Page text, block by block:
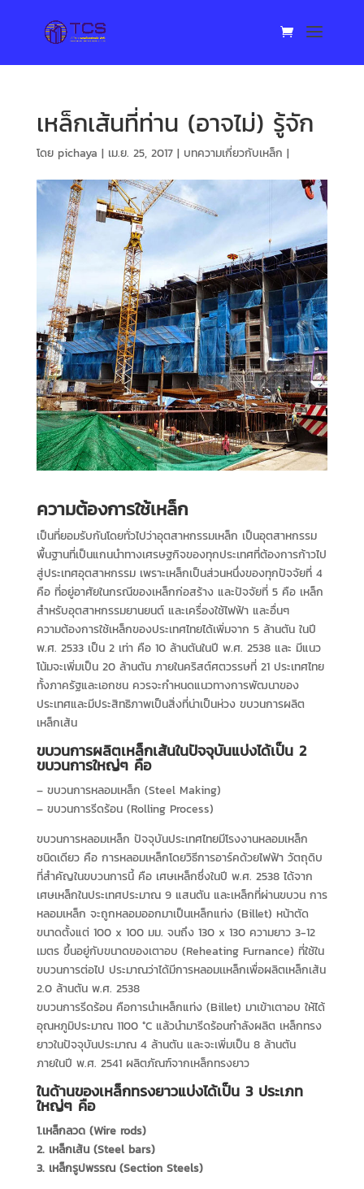
เหล็กเส้นที่ท่าน (อาจไม่) รู้จัก
โดย pichaya | เม.ย. 25, 2017| บทความเกี่ยวกับเหล็ก |
ความต้องการใช้เหล็ก
เป็นที่ยอมรับกันโดยทั่วไปว่าอุตสาหกรรมเหล็ก เป็นอุตสาหกรรม
พื้นฐานที่เป็นแกนนำทางเศรษฐกิจของทุกประเทศที่ต้องการก้าวไป
สู่ประเทศอุตสาหกรรม เพราะเหล็กเป็นส่วนหนึ่งของทุกปัจจัยที่ 4
คือ ที่อยู่อาศัยในกรณีของเหล็กก่อสร้าง และปัจจัยที่ 5 คือ เหล็ก
สำหรับอุตสาหกรรมยานยนต์ และเครื่องใช้ไฟฟ้า และอื่นๆ
ความต้องการใช้เหล็กของประเทศไทยได้เพิ่มจาก 5 ล้านตัน ในปี
พ.ศ. 2533 เป็น 2 เท่า คือ 10 ล้านตันในปี พ.ศ. 2538 และ มีแนว
โน้มจะเพิ่มเป็น 20 ล้านตัน ภายในคริสต์ศตวรรษที่ 21 ประเทศไทย
ทั้งภาครัฐและเอกชน ควรจะกำหนดแนวทางการพัฒนาของ
ประเทศและมีประสิทธิภาพเป็นสิ่งที่น่าเป็นห่วง ขบวนการผลิต
เหล็กเส้น
ขบวนการผลิตเหล็กเส้นในปัจจุบันแบ่งได้เป็น 2
ขบวนการใหญ่ๆ คือ
– ขบวนการหลอมเหล็ก (Steel Making)
– ขบวนการรีดร้อน (Rolling Process)
ขบวนการหลอมเหล็ก ปัจจุบันประเทศไทยมีโรงงานหลอมเหล็ก
ชนิดเดียว คือ การหลอมเหล็กโดยวิธีการอาร์คด้วยไฟฟ้า วัตถุดิบ
ที่สำคัญในขบวนการนี้ คือ เศษเหล็กซึ่งในปี พ.ศ. 2538 ได้จาก
เศษเหล็กในประเทศประมาณ 9 แสนตัน และเหล็กที่ผ่านขบวน การ
หลอมเหล็ก จะถูกหลอมออกมาเป็นเหล็กแท่ง (Billet) หน้าตัด
ขนาดตั้งแต่ 100 x 100 มม. จนถึง 130 x 130 ความยาว 3-12
เมตร ขึ้นอยู่กับขนาดของเตาอบ (Reheating Furnance) ที่ใช้ใน
ขบวนการต่อไป ประมาณว่าได้มีการหลอมเเหล็กเพื่อผลิตเหล็กเส้น
2.0 ล้านตัน พ.ศ. 2538
ขบวนการรีดร้อน คือการนำเหล็กแท่ง (Billet) มาเข้าเตาอบ ให้ได้
อุณหภูมิประมาณ 1100 °C แล้วนำมารีดร้อนกำลังผลิต เหล็กทรง
ยาวในปัจจุบันประมาณ 4 ล้านตัน และจะเพิ่มเป็น 8 ล้านตัน
ภายในปี พ.ศ. 2541 ผลิตภัณฑ์จากเหล็กทรงยาว
ในด้านของเหล็กทรงยาวแบ่งได้เป็น 3 ประเภท
ใหญ่ๆ คือ
1.เหล็กลวด (Wire rods)
2. เหล็กเส้น (Steel bars)
3. เหล็กรูปพรรณ (Section Steels)